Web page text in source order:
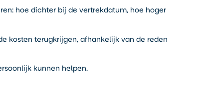
hoe dichter bij de vertrekdatum, hoe hoger
kosten terugkrijgen, afhankelijk van de reden
kunnen helpen.